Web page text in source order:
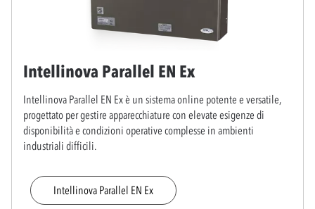
Intellinova Parallel EN Ex
Intellinova Parallel EN Ex è un sistema online potente e versatile,
progettato per gestire apparecchiature con elevate esigenze di
disponibilità e condizioni operative complesse in ambienti
industriali difficili.
Intellinova Parallel EN Ex